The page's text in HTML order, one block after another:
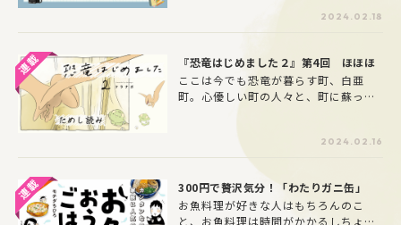
の中から『やる気をアップさせる褒め
ます。
書けない」「カタカナが読めない」
「一人で登下校できる？」など、入学
多いのではないでしょうか。お茶の水
女子大学特任教授で、幼稚園教諭やこ
ども園の園長なども務めてきた宮里暁
2024.02.18
『恐竜はじめました２』第4回 ほほほ
ここは今でも恐竜が暮らす町、白亜
町。心優しい町の人々と、町に蘇った
望の単行本第二弾が発売になります。
2024.02.16
300円で贅沢気分！「わたりガニ缶」
お魚料理が好きな人はもちろんのこ
と、お魚料理は時間がかかるしちょっ